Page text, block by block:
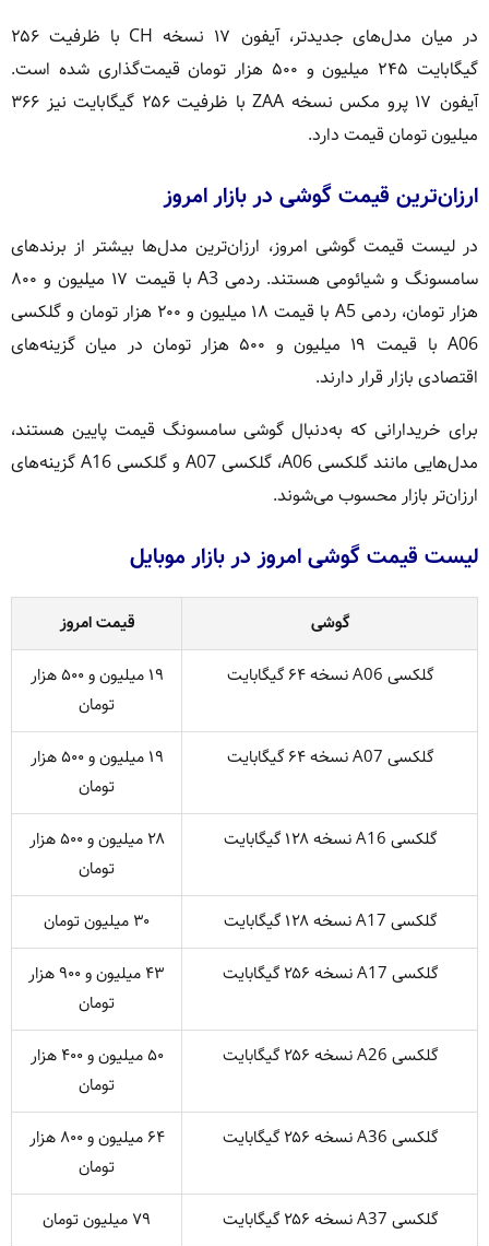
در میان مدل‌های جدیدتر، آیفون ۱۷ نسخه CH با ظرفیت ۲۵۶
گیگابایت ۲۴۵ میلیون و ۵۰۰ هزار تومان قیمت‌گذاری شده است.
آیفون ۱۷ پرو مکس نسخه ZAA با ظرفیت ۲۵۶ گیگابایت نیز ۳۶۶
میلیون تومان قیمت دارد.
ارزان‌ترین قیمت گوشی در بازار امروز
در لیست قیمت گوشی امروز، ارزان‌ترین مدل‌ها بیشتر از برندهای
سامسونگ و شیائومی هستند. ردمی A3 با قیمت ۱۷ میلیون و ۸۰۰
هزار تومان، ردمی A5 با قیمت ۱۸ میلیون و ۲۰۰ هزار تومان و گلکسی
A06 با قیمت ۱۹ میلیون و ۵۰۰ هزار تومان در میان گزینه‌های
اقتصادی بازار قرار دارند.
برای خریدارانی که به‌دنبال گوشی سامسونگ قیمت پایین هستند،
مدل‌هایی مانند گلکسی A06، گلکسی A07 و گلکسی A16 گزینه‌های
ارزان‌تر بازار محسوب می‌شوند.
لیست قیمت گوشی امروز در بازار موبایل
گوشی
قیمت امروز
گلکسی A06 نسخه ۶۴ گیگابایت
۱۹ میلیون و ۵۰۰ هزار
تومان
گلکسی A07 نسخه ۶۴ گیگابایت
۱۹ میلیون و ۵۰۰ هزار
تومان
گلکسی A16 نسخه ۱۲۸ گیگابایت
۲۸ میلیون و ۵۰۰ هزار
تومان
گلکسی A17 نسخه ۱۲۸ گیگابایت
۳۰ میلیون تومان
گلکسی A17 نسخه ۲۵۶ گیگابایت
۴۳ میلیون و ۹۰۰ هزار
تومان
گلکسی A26 نسخه ۲۵۶ گیگابایت
۵۰ میلیون و ۴۰۰ هزار
تومان
گلکسی A36 نسخه ۲۵۶ گیگابایت
۶۴ میلیون و ۸۰۰ هزار
تومان
گلکسی A37 نسخه ۲۵۶ گیگابایت
۷۹ میلیون تومان